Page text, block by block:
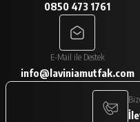
A... V... | 29/01/2026
Paketleme çok iyiydi. Ürünler tam
istediğimiz gibiydi.
A... V... | 29/01/2026
0850 473 1761
E-Mail ile Destek
info@laviniamutfak.com